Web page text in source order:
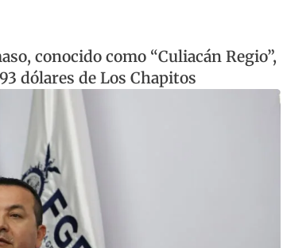
conocido como “Culiacán Regio”,
dólares de Los Chapitos